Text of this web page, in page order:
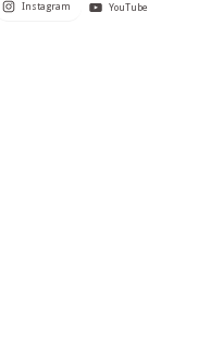
Instagram YouTube